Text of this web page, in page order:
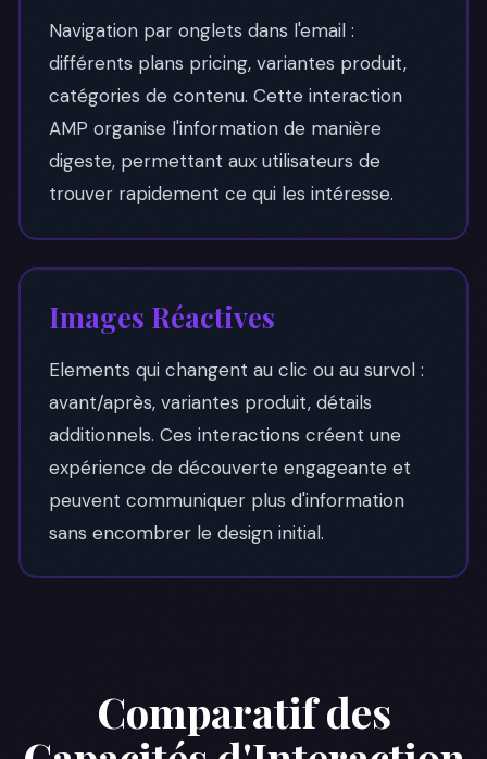
Navigation par onglets dans l'email :
différents plans pricing, variantes produit,
catégories de contenu. Cette interaction
AMP organise l'information de manière
digeste, permettant aux utilisateurs de
trouver rapidement ce qui les intéresse.
Images Réactives
Elements qui changent au clic ou au survol :
avant/après, variantes produit, détails
additionnels. Ces interactions créent une
expérience de découverte engageante et
peuvent communiquer plus d'information
sans encombrer le design initial.
Comparatif des